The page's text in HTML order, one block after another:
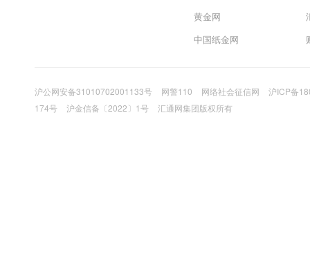
黄金网
中国纸金网
沪公网安备31010702001133号 网警110 网络社会征信网
沪ICP备
174号
沪金信备〔2022〕1号 汇通网集团版权所有